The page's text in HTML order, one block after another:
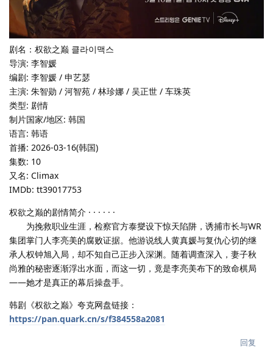
剧名：权欲之巅 클라이맥스
导演: 李智媛
编剧: 李智媛 / 申艺瑟
主演: 朱智勋 / 河智苑 / 林珍娜 / 吴正世 / 车珠英
类型: 剧情
制片国家/地区: 韩国
语言: 韩语
首播: 2026-03-16(韩国)
集数: 10
又名: Climax
IMDb: tt39017753
权欲之巅的剧情简介 · · · · · ·
为挽救职业生涯，检察官方泰燮设下惊天陷阱，诱捕市长与WR
集团掌门人李亮美的腐败证据。他游说线人黄真媛与复仇心切的继
承人权钟旭入局，却不知自己正步入深渊。随着调查深入，妻子秋
尚雅的秘密逐渐浮出水面，而这一切，竟是李亮美布下的致命棋局
——她才是真正的幕后操盘手。
韩剧《权欲之巅》夸克网盘链接：
https://pan.quark.cn/s/f384558a2081
回复